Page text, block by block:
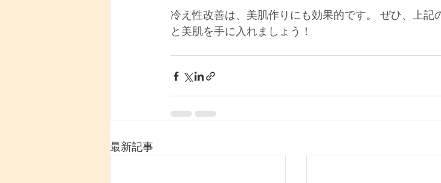
冷え性改善は、美肌作りにも効果的です。 ぜひ、上
と美肌を手に入れましょう！
最新記事